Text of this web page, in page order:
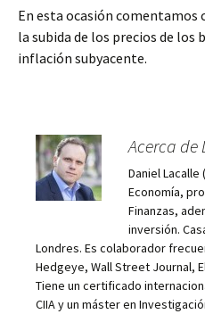
En esta ocasión
la subida de los precios de los
inflación subyacente.
Acerca de
Daniel Lacalle
Economía,
Finanzas,
inversión.
Londres. Es colaborador
Hedgeye, Wall Street Journal,
Tiene un certificado
CIIA y un máster en